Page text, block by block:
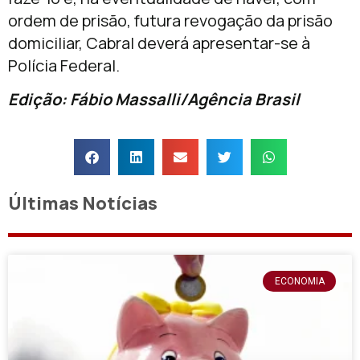
ordem de prisão, futura revogação da prisão
domiciliar, Cabral deverá apresentar-se à
Polícia Federal.
Edição: Fábio Massalli/Agência Brasil
Últimas Notícias
ECONOMIA